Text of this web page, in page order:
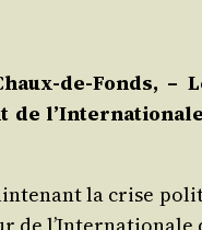
de-Fonds, –
de
la crise